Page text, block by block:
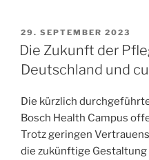
29. SEPTEMBER 2023
Die Zukunft der
Deutschland und
Die kürzlich
Bosch Health Campus
Trotz geringen
die zukünftige